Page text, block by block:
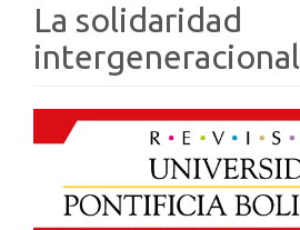
La solidaridad
intergeneracional
Article
Sidebar